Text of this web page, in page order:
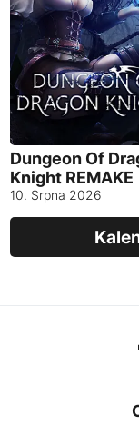
Dungeon Of
Knight REMAKE
10. Srpna 2026